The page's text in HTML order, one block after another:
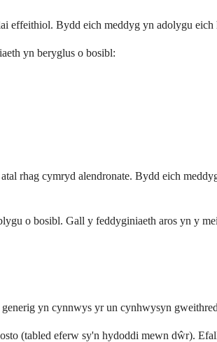
Bydd eich meddyg yn adolygu
yn beryglus o bosibl:
rhag cymryd alendronate. Bydd eich
o bosibl. Gall y feddyginiaeth aros yn y
yn cynnwys yr un cynhwysyn
(tabled eferw sy'n hydoddi mewn dŵr).